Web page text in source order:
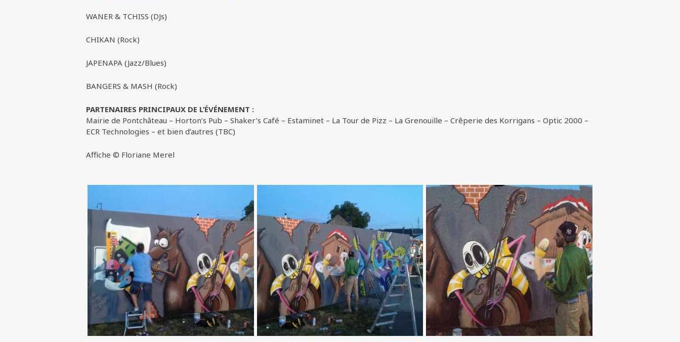
WANER & TCHISS (DJs)
CHIKAN (Rock)
JAPENAPA (Jazz/Blues)
BANGERS & MASH (Rock)
PARTENAIRES PRINCIPAUX DE L’ÉVÉNEMENT :
Mairie de Pontchâteau – Horton’s Pub – Shaker’s Café – Estaminet – La Tour de Pizz – La Grenouille – Crêperie des Korrigans – Optic 2000 –
ECR Technologies – et bien d’autres (TBC)
Affiche © Floriane Merel